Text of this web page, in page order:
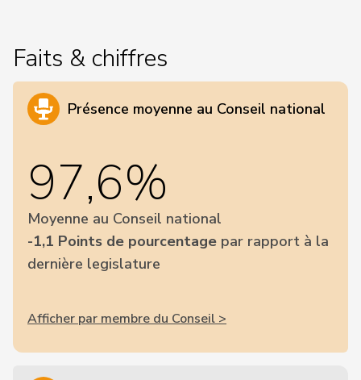
Faits & chiffres
Présence moyenne au Conseil national
97,6%
Moyenne au Conseil national
-1,1 Points de pourcentage par rapport à la
dernière legislature
Afficher par membre du Conseil >